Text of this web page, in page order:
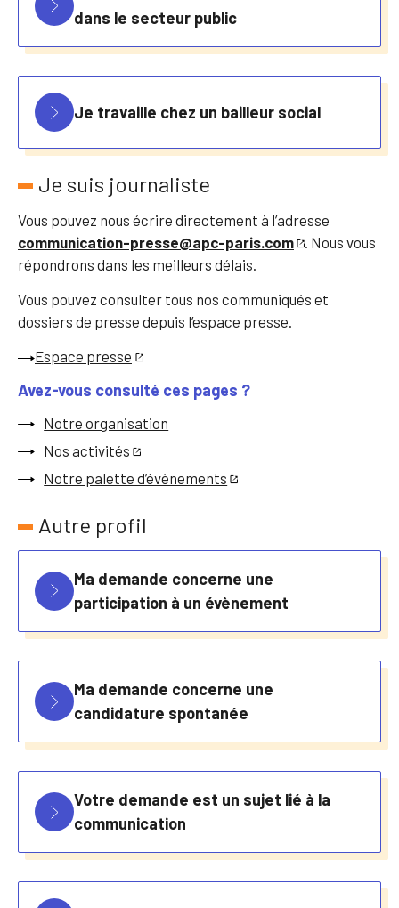
dans le secteur public
Je travaille chez un bailleur social
Je suis journaliste
Vous pouvez nous écrire directement à l’adresse
communication-presse@apc-paris.com
. Nous vous
répondrons dans les meilleurs délais.
Vous pouvez consulter tous nos communiqués et
dossiers de presse depuis l’espace presse.
Espace presse
Avez-vous consulté ces pages ?
Notre organisation
Nos activités
Notre palette d’évènements
Autre profil
Ma demande concerne une
participation à un évènement
Ma demande concerne une
candidature spontanée
Votre demande est un sujet lié à la
communication